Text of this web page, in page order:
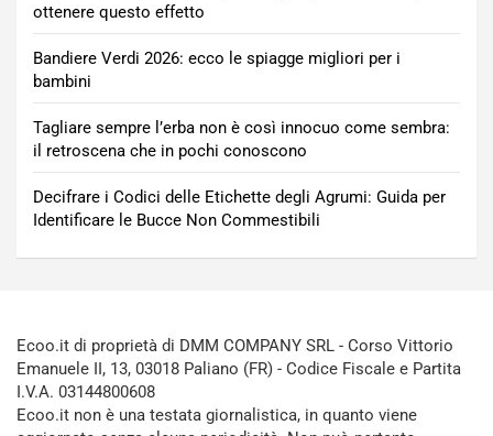
ottenere questo effetto
Bandiere Verdi 2026: ecco le spiagge migliori per i
bambini
Tagliare sempre l’erba non è così innocuo come sembra:
il retroscena che in pochi conoscono
Decifrare i Codici delle Etichette degli Agrumi: Guida per
Identificare le Bucce Non Commestibili
Ecoo.it di proprietà di DMM COMPANY SRL - Corso Vittorio
Emanuele II, 13, 03018 Paliano (FR) - Codice Fiscale e Partita
I.V.A. 03144800608
Ecoo.it non è una testata giornalistica, in quanto viene